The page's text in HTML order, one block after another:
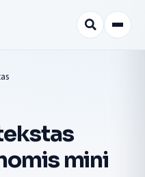
mini